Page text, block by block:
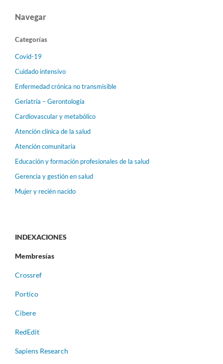
Navegar
Categorías
Covid-19
Cuidado intensivo
Enfermedad crónica no transmisible
Geriatría – Gerontología
Cardiovascular y metabólico
Atención clínica de la salud
Atención comunitaria
Educación y formación profesionales de la salud
Gerencia y gestión en salud
Mujer y recién nacido
INDEXACIONES
Membresías
Crossref
Portico
Cibere
RedEdit
Sapiens Research